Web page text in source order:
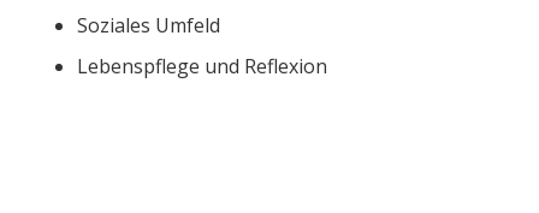
Soziales Umfeld
Lebenspflege und Reflexion